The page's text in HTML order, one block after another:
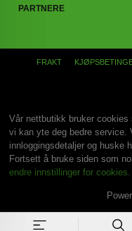
PARTNERE
FRAKT
Vår nettbutikk bruker
vi kan yte deg bedre service.
innloggingsdetaljer og huske
Fortsett å bruke siden som
endre innstillinger for cookies.